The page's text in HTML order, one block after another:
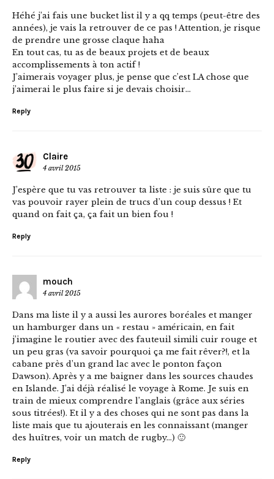
Héhé j’ai fais une bucket list il y a qq temps (peut-être des
années), je vais la retrouver de ce pas ! Attention, je risque
de prendre une grosse claque haha
En tout cas, tu as de beaux projets et de beaux
accomplissements à ton actif !
J’aimerais voyager plus, je pense que c’est LA chose que
j’aimerai le plus faire si je devais choisir…
Reply
Claire
4 avril 2015
J’espère que tu vas retrouver ta liste : je suis sûre que tu
vas pouvoir rayer plein de trucs d’un coup dessus ! Et
quand on fait ça, ça fait un bien fou !
Reply
mouch
4 avril 2015
Dans ma liste il y a aussi les aurores boréales et manger
un hamburger dans un « restau » américain, en fait
j’imagine le routier avec des fauteuil simili cuir rouge et
un peu gras (va savoir pourquoi ça me fait rêver?!, et la
cabane près d’un grand lac avec le ponton façon
Dawson). Après y a me baigner dans les sources chaudes
en Islande. J’ai déjà réalisé le voyage à Rome. Je suis en
train de mieux comprendre l’anglais (grâce aux séries
sous titrées!). Et il y a des choses qui ne sont pas dans la
liste mais que tu ajouterais en les connaissant (manger
des huîtres, voir un match de rugby…) 🙂
Reply